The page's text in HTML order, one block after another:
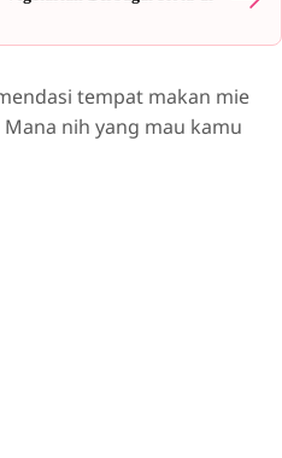
tempat makan mie
nih yang mau kamu